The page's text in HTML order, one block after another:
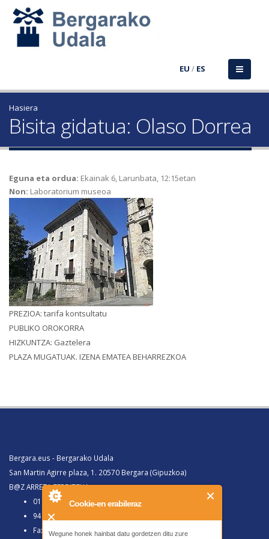
Cookie-en erabileraz
Wegune honek hainbat datu gordetzen ditu zure
EU / ES
Hasiera
Bisita gidatua: Olaso Dorrea
Eguna eta ordua: Ekainak 6, Larunbata, 12:15etan
Non: Laboratorium museoa
PREZIOA: tarifa kontsultatu
PUBLIKO OROKORRA
HIZKUNTZA: Gaztelera
PLAZA MUGATUAK. IZENA EMATEA BEHARREZKOA
Bergara.eus - Bergarako Udala
San Martin Agirre plaza, 1. 20570 Bergara (Gipuzkoa)
B@Z ARRETA ZERBITZUA:
010, Bergaratik deituz gero
943 77 91 00, Bergaraz kanpotik deituz gero
Faxa 943 77 91 63